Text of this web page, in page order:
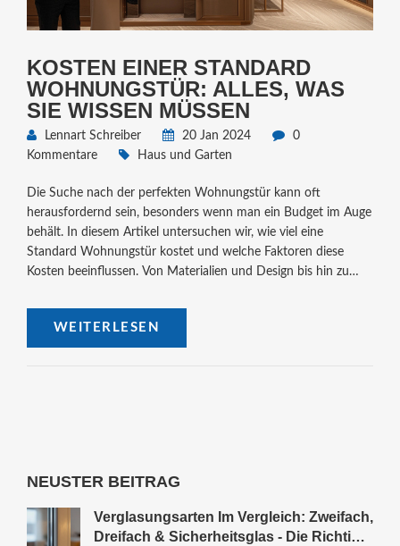
KOSTEN EINER STANDARD
WOHNUNGSTÜR: ALLES, WAS
SIE WISSEN MÜSSEN
Lennart Schreiber 20 Jan 2024
0
Kommentare
Haus und Garten
Die Suche nach der perfekten Wohnungstür kann oft
herausfordernd sein, besonders wenn man ein Budget im Auge
behält. In diesem Artikel untersuchen wir, wie viel eine
Standard Wohnungstür kostet und welche Faktoren diese
Kosten beeinflussen. Von Materialien und Design bis hin zu
Einblicke und Empfehlungen, um Ihnen zu helfen, die richtige
Entscheidung für Ihr Zuhause zu treffen. Erfahren Sie
außerdem, wie Sie durch sorgfältige Auswahl und Planung
WEITERLESEN
NEUSTER BEITRAG
Verglasungsarten Im Vergleich: Zweifach,
Dreifach & Sicherheitsglas - Die Richtige